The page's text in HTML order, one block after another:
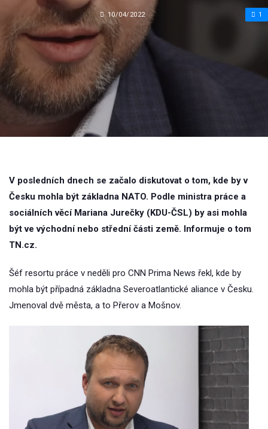
10/04/2022 1
V posledních dnech se začalo diskutovat o tom, kde by v
Česku mohla být základna NATO. Podle ministra práce a
sociálních věcí Mariana Jurečky (KDU-ČSL) by asi mohla
být ve východní nebo střední části země. Informuje o tom
TN.cz.
Šéf resortu práce v neděli pro CNN Prima News řekl, kde by
mohla být případná základna Severoatlantické aliance v Česku.
Jmenoval dvě města, a to Přerov a Mošnov.